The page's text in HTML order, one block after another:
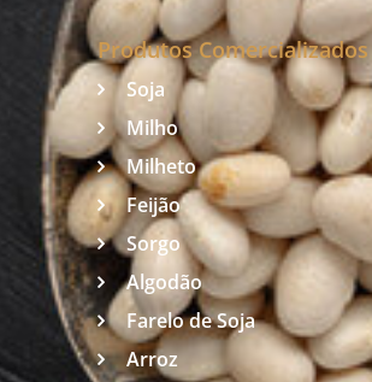
Produtos Comercializados
Soja
Milho
Milheto
Feijão
Sorgo
Algodão
Farelo de Soja
Arroz